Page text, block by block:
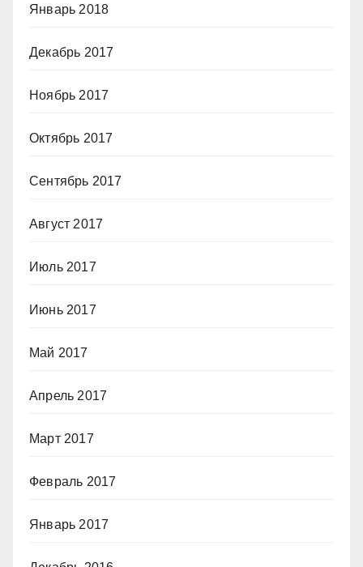
Январь 2018
Декабрь 2017
Ноябрь 2017
Октябрь 2017
Сентябрь 2017
Август 2017
Июль 2017
Июнь 2017
Май 2017
Апрель 2017
Март 2017
Февраль 2017
Январь 2017